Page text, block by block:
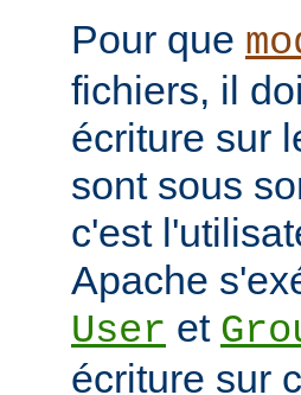
Pour que
fichiers, il
écriture sur
sont sous
c'est
Apache
User et
écriture sur